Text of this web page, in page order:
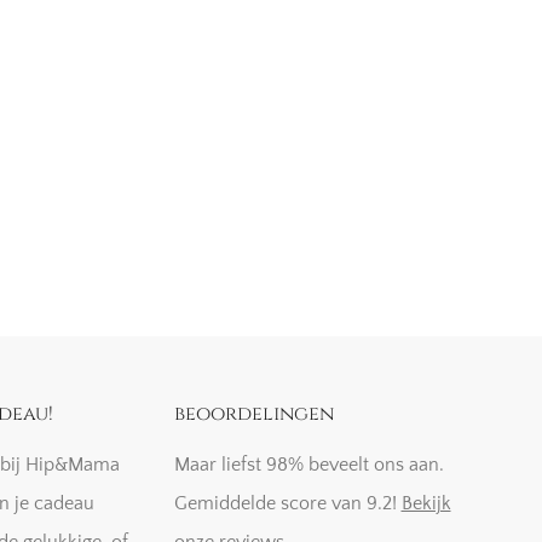
Hip&Mama
je cadeau
beoordelingen
Maar liefst 98% beveelt ons aan.
Gemiddelde score van 9.2! Bekijk